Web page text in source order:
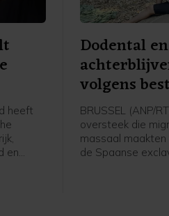
heeft
en
Dodental
volgens
Ceuta
BRUSSEL (ANP/
oversteek die
massaal maakten
de Spaanse